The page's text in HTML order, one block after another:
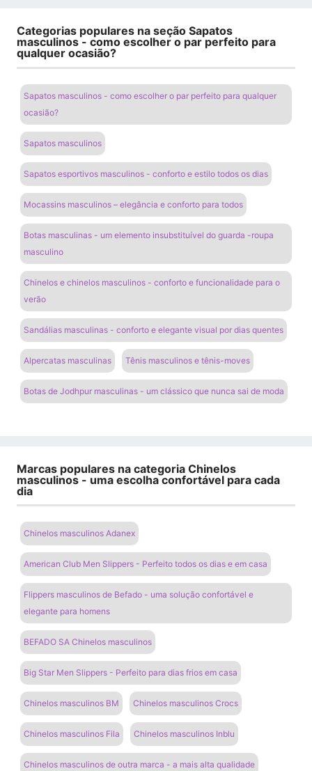
Categorias populares na seção Sapatos
masculinos - como escolher o par perfeito para
qualquer ocasião?
Sapatos masculinos - como escolher o par perfeito para qualquer
ocasião?
Sapatos masculinos
Sapatos esportivos masculinos - conforto e estilo todos os dias
Mocassins masculinos – elegância e conforto para todos
Botas masculinas - um elemento insubstituível do guarda -roupa
masculino
Chinelos e chinelos masculinos - conforto e funcionalidade para o
verão
Sandálias masculinas - conforto e elegante visual por dias quentes
Alpercatas masculinas Tênis masculinos e tênis-moves
Botas de Jodhpur masculinas - um clássico que nunca sai de moda
Marcas populares na categoria Chinelos
masculinos - uma escolha confortável para cada
dia
Chinelos masculinos Adanex
American Club Men Slippers - Perfeito todos os dias e em casa
Flippers masculinos de Befado - uma solução confortável e
elegante para homens
BEFADO SA Chinelos masculinos
Big Star Men Slippers - Perfeito para dias frios em casa
Chinelos masculinos BM Chinelos masculinos Crocs
Chinelos masculinos Fila Chinelos masculinos Inblu
Chinelos masculinos de outra marca - a mais alta qualidade